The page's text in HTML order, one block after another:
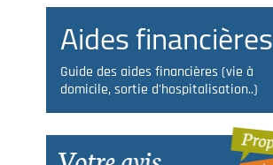
Aides financières
Guide des aides financières (vie à
domicile, sortie d'hospitalisation..)